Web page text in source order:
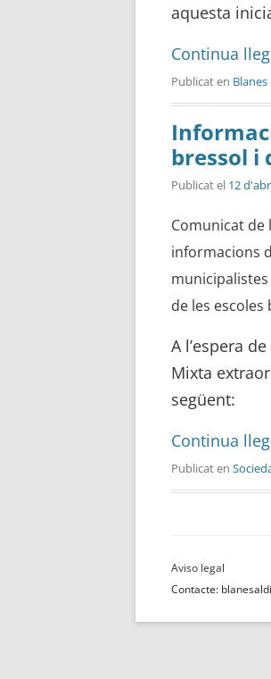
aquesta
Continua
Publicat en Blanes
bressol i
Publicat el 12
Comunicat de
informacions
de les
A l’espera
Mixta
següent:
Continua
Publicat en
Contacte: